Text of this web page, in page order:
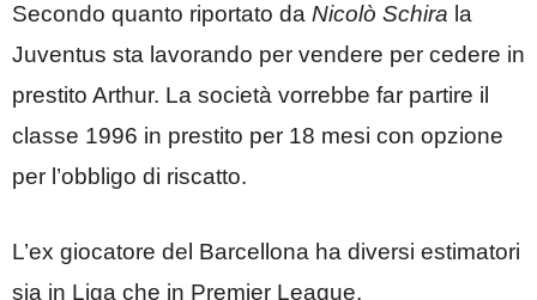
Secondo quanto riportato da Nicolò Schira la
Juventus sta lavorando per vendere per cedere in
prestito Arthur. La società vorrebbe far partire il
classe 1996 in prestito per 18 mesi con opzione
per l’obbligo di riscatto.
L’ex giocatore del Barcellona ha diversi estimatori
sia in Liga che in Premier League.